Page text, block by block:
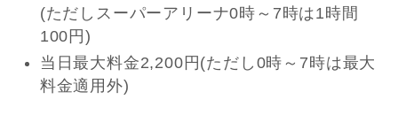
(ただしスーパーアリーナ0時～7時は1時間
100円)
当日最大料金2,200円(ただし0時～7時は最大
料金適用外)